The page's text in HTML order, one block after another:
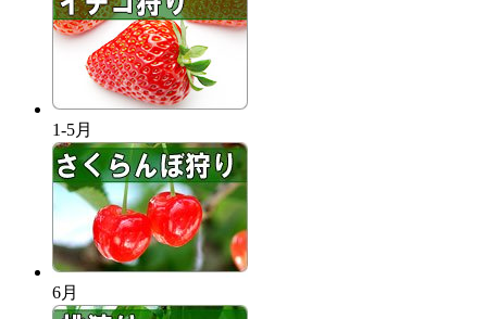
1-5月
6月